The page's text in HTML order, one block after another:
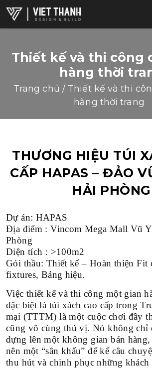
F&B-RESTAURANT-COFFEE
SUPERMARKET-SHOWROOM
FASHION-SHOES-BAGS
SPA-BEAUTY-NAI-SALON
THEO CHUẨN LOẠI
THIẾT KẾ THI CÔNG NHÀ HÀNG-
THIẾT KẾ THI CÔNG SHOWROOM-
THIẾT KẾ THI CÔNG VĂN PHÒNG
THIẾT KẾ THI CÔNG BIỆT THỰ-CĂN HỘ
Thiết kế và thi công
hàng thời
Trang chủ / Thiết kế và thi
hàng thời trang
THƯƠNG HIỆU TÚI
CẤP HAPAS – ĐẢO
HẢI PHÒNG
Dự án: HAPAS
Địa điểm : Vincom Mega Mall Vũ
Phòng
Diện tích : >100m2
Gói thầu: Thiết kế – Hoàn thiện
fixtures, Bảng hiệu.
Việc thiết kế và thi công một gian
đặc biệt là túi xách cao cấp trong
mại (TTTM) là một cuộc chơi đầy
cũng vô cùng thú vị. Nó không chỉ
dựng lên một không gian bán hàng,
nên một “sân khấu” để kể câu
thu hút và chinh phục những